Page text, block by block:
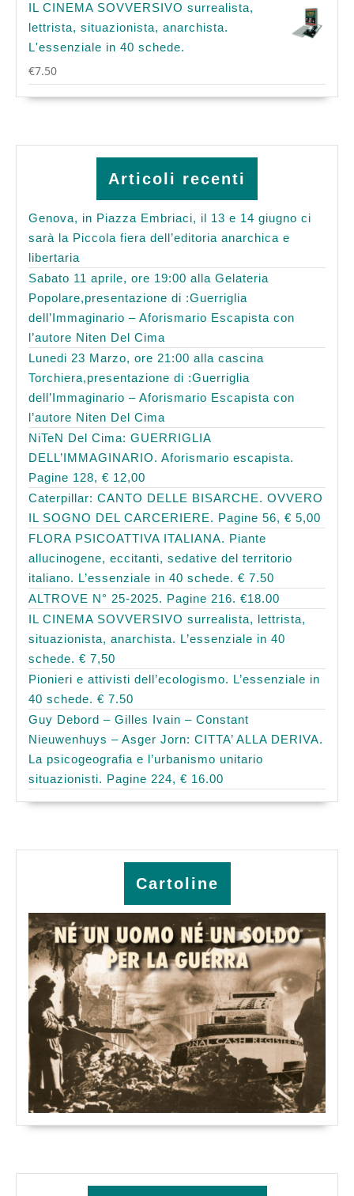
IL CINEMA SOVVERSIVO surrealista,
lettrista, situazionista, anarchista.
L'essenziale in 40 schede.
€7.50
Articoli recenti
Genova, in Piazza Embriaci, il 13 e 14 giugno ci
sarà la Piccola fiera dell’editoria anarchica e
libertaria
Sabato 11 aprile, ore 19:00 alla Gelateria
Popolare,presentazione di :Guerriglia
dell’Immaginario – Aforismario Escapista con
l’autore Niten Del Cima
Lunedi 23 Marzo, ore 21:00 alla cascina
Torchiera,presentazione di :Guerriglia
dell’Immaginario – Aforismario Escapista con
l’autore Niten Del Cima
NiTeN Del Cima: GUERRIGLIA
DELL’IMMAGINARIO. Aforismario escapista.
Pagine 128, € 12,00
Caterpillar: CANTO DELLE BISARCHE. OVVERO
IL SOGNO DEL CARCERIERE. Pagine 56, € 5,00
FLORA PSICOATTIVA ITALIANA. Piante
allucinogene, eccitanti, sedative del territorio
italiano. L’essenziale in 40 schede. € 7.50
ALTROVE N° 25-2025. Pagine 216. €18.00
IL CINEMA SOVVERSIVO surrealista, lettrista,
situazionista, anarchista. L’essenziale in 40
schede. € 7,50
Pionieri e attivisti dell’ecologismo. L’essenziale in
40 schede. € 7.50
Guy Debord – Gilles Ivain – Constant
Nieuwenhuys – Asger Jorn: CITTA’ ALLA DERIVA.
La psicogeografia e l’urbanismo unitario
situazionisti. Pagine 224, € 16.00
Cartoline